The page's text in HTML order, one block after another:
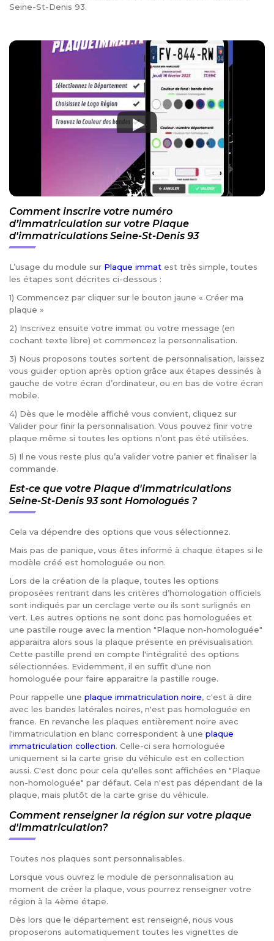
Seine-St-Denis 93.
Comment inscrire votre numéro
d’immatriculation sur votre Plaque
d'immatriculations Seine-St-Denis 93
L’usage du module sur Plaque immat est très simple, toutes
les étapes sont décrites ci-dessous :
1) Commencez par cliquer sur le bouton jaune « Créer ma
plaque »
2) Inscrivez ensuite votre immat ou votre message (en
cochant texte libre) et commencez la personnalisation.
3) Nous proposons toutes sortent de personnalisation, laissez
vous guider option après option grâce aux étapes dessinés à
gauche de votre écran d’ordinateur, ou en bas de votre écran
mobile.
4) Dès que le modèle affiché vous convient, cliquez sur
Valider pour finir la personnalisation. Vous pouvez finir votre
plaque même si toutes les options n’ont pas été utilisées.
5) Il ne vous reste plus qu’a valider votre panier et finaliser la
commande.
Est-ce que votre Plaque d'immatriculations
Seine-St-Denis 93 sont Homologués ?
Cela va dépendre des options que vous sélectionnez.
Mais pas de panique, vous êtes informé à chaque étapes si le
modèle créé est homologuée ou non.
Lors de la création de la plaque, toutes les options
proposées rentrant dans les critères d’homologation officiels
sont indiqués par un cerclage verte ou ils sont surlignés en
vert. Les autres options ne sont donc pas homologuées et
une pastille rouge avec la mention "Plaque non-homologuée"
apparaitra alors sous la plaque présente en prévisualisation.
Cette pastille prend en compte l'intégralité des options
sélectionnées. Evidemment, il en suffit d'une non
homologuée pour faire apparaitre la pastille rouge.
Pour rappelle une plaque immatriculation noire, c'est à dire
avec les bandes latérales noires, n'est pas homologuée en
france. En revanche les plaques entièrement noire avec
l'immatriculation en blanc correspondent à une plaque
immatriculation collection. Celle-ci sera homologuée
uniquement si la carte grise du véhicule est en collection
aussi. C'est donc pour cela qu'elles sont affichées en "Plaque
non-homologuée" par défaut. Cela n'est pas dépendant de la
plaque, mais plutôt de la carte grise du véhicule.
Comment renseigner la région sur votre plaque
d'immatriculation?
Toutes nos plaques sont personnalisables.
Lorsque vous ouvrez le module de personnalisation au
moment de créer la plaque, vous pourrez renseigner votre
région à la 4ème étape.
Dès lors que le département est renseigné, nous vous
proposerons automatiquement toutes les vignettes de